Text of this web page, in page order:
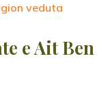
veduta
e Ait Ben